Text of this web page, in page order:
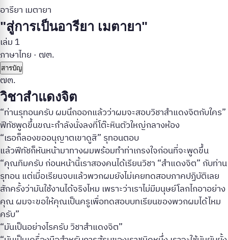
อารียา เมตายา
"สู่การเป็นอารียา เมตายา"
เล่ม 1
ภาษาไทย · ๗๓.
สารบัญ
๗๓.
วิชาสำแดงจิต
“ท่านรุทอนครับ ผมนึกออกแล้วว่าผมจะสอบวิชาสำแดงจิตกับใคร”
ฟีทัชพูดขึ้นขณะกำลังนั่งลงที่โต๊ะหินตัวใหญ่กลางห้อง
“เธอก็ลองขออนุญาตเขาดูสิ” รุทอนตอบ
แล้วฟีทัชก็หันหน้ามาทางผมพร้อมทำท่าเกรงใจก่อนที่จะพูดขึ้น
“คุณทิมครับ ก่อนหน้านี้เราสองคนได้เรียนวิชา “สำแดงจิต” กับท่าน
รุทอน แต่เมื่อเรียนจบแล้วพวกผมยังไม่เคยทดสอบภาคปฏิบัติเลย
สักครั้งว่ามันใช้งานได้จริงไหม เพราะว่าเราไม่มีมนุษย์โลกไกอาอย่าง
คุณ ผมจะขอให้คุณเป็นครูเพื่อทดสอบบทเรียนของพวกผมได้ไหม
ครับ”
“มันเป็นอย่างไรครับ วิชาสำแดงจิต”